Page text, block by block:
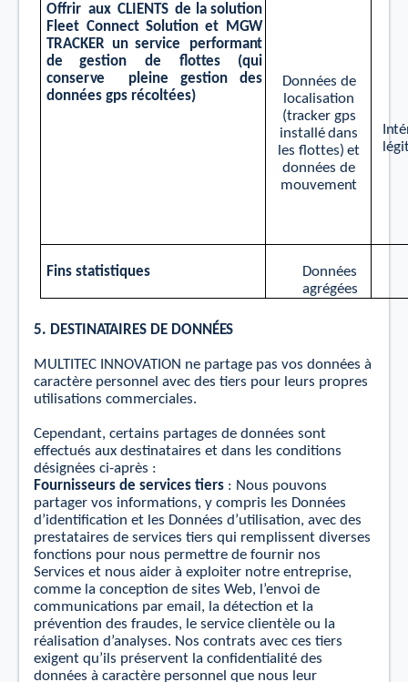
Oﬀrir aux CLIENTS de la solution
Fleet Connect Solutionet MGW
TRACKER un service performant
degestion de ﬂottes
(qui
conserve pleinegestion
des
données gps récoltées)
Données de
localisation
(tracker gps
installé dans
les ﬂottes) et
données de
mouvement
nté
Fins statistiques
Données
agrégées
5. DESTINATAIRES DE DONNÉES
MULTITEC INNOVATION ne partage pas vos données à
caractère personnel avec des tiers pour leurs propres
utilisations commerciales.
Cependant, certains partages de données sont
eﬀectués aux destinataires et dans les conditions
désignées ci-après :
Fournisseurs de services tiers : Nous pouvons
partager vos informations, y compris les Données
d’identiﬁcation et les Données d’utilisation, avec des
prestataires de services tiers qui remplissent diverses
fonctions pour nous permettre de fournir nos
Services et nous aider à exploiter notre entreprise,
comme la conception de sites Web, l’envoi de
communications par email, la détection et la
prévention des fraudes, le service clientèle ou la
réalisation d’analyses. Nos contrats avec ces tiers
exigent qu’ils préservent la conﬁdentialité des
données à caractère personnel que nous leur